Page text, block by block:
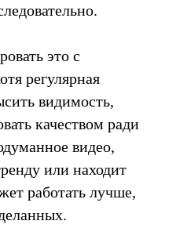
это с
регулярная
видимость,
качеством ради
видео,
или находит
работать лучше,